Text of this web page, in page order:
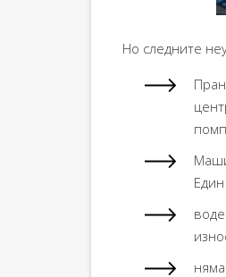
Но следните